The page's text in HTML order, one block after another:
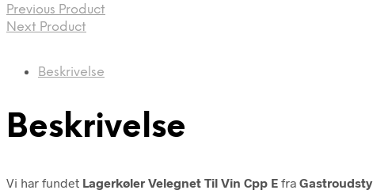
Previous Product
Next Product
Beskrivelse
Beskrivelse
Vi har fundet Lagerkøler Velegnet Til Vin Cpp E fra